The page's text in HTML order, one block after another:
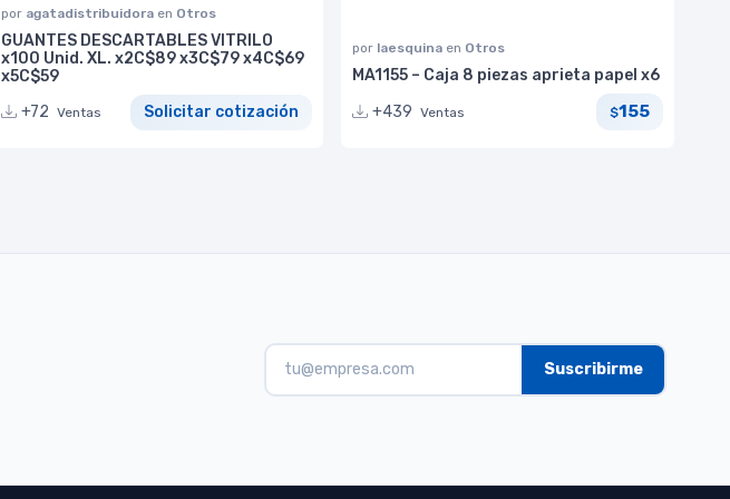
por agatadistribuidora en Otros
GUANTES DESCARTABLES VITRILO
x100 Unid. XL. x2C$89 x3C$79 x4C$69
x5C$59
+72 Ventas Solicitar cotización
por laesquina en Otros
MA1155 – Caja 8 piezas aprieta papel x6
+439 Ventas $155